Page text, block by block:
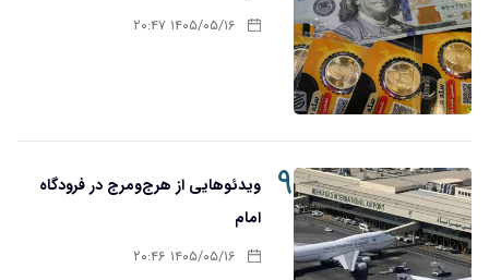
۱۴۰۵/۰۵/۱۶ ۲۰:۴۷
۹
ویدئوهایی از هرج‌ومرج در فرودگاه
امام
۱۴۰۵/۰۵/۱۶ ۲۰:۴۶